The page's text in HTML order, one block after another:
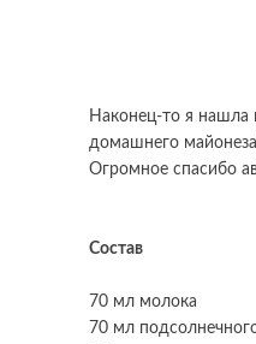
Наконец-то я нашла
домашнего
Огромное спасибо
Состав
70 мл молока
70 мл